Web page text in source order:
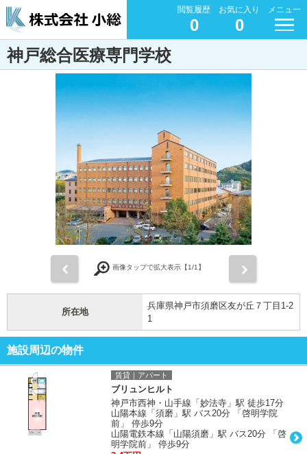
閲覧履歴
0
お気に入り
0
メニュー
神戸総合医療専門学校
画像タップで拡大表示【1/1】
所在地
兵庫県神戸市須磨区友が丘７丁目1-2
1
施設周辺の物件
賃貸｜アパート
ブリュンヒルト
神戸市西神・山手線「妙法寺」駅 徒歩17分
山陽本線「須磨」駅 バス20分 「啓明学院
前」 停歩9分
山陽電鉄本線「山陽須磨」駅 バス20分 「啓
明学院前」 停歩9分